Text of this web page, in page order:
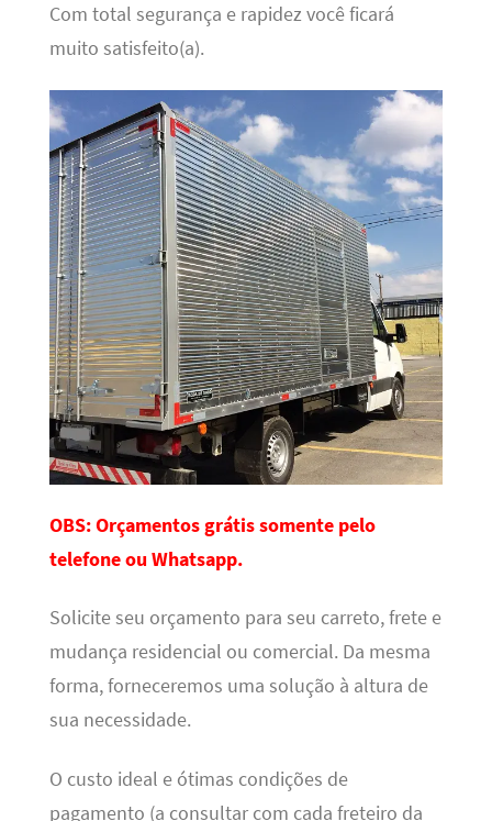
Com total segurança e rapidez você ficará
muito satisfeito(a).
OBS: Orçamentos grátis somente pelo
telefone ou Whatsapp.
Solicite seu orçamento para seu carreto, frete e
mudança residencial ou comercial. Da mesma
forma, forneceremos uma solução à altura de
sua necessidade.
O custo ideal e ótimas condições de
pagamento (a consultar com cada freteiro da